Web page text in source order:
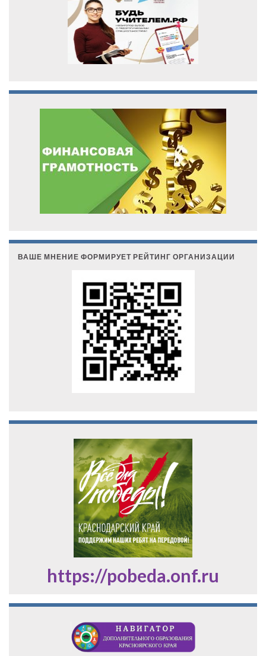
ВАШЕ МНЕНИЕ ФОРМИРУЕТ РЕЙТИНГ ОРГАНИЗАЦИИ
https://pobeda.onf.ru